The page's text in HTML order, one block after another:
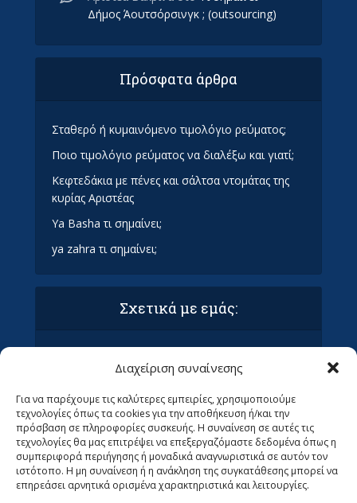
Διαχείριση συναίνεσης
Για να παρέχουμε τις καλύτερες εμπειρίες, χρησιμοποιούμε
τεχνολογίες όπως τα cookies για την αποθήκευση ή/και την
πρόσβαση σε πληροφορίες συσκευής. Η συναίνεση σε αυτές τις
τεχνολογίες θα μας επιτρέψει να επεξεργαζόμαστε δεδομένα όπως η
συμπεριφορά περιήγησης ή μοναδικά αναγνωριστικά σε αυτόν τον
ιστότοπο. Η μη συναίνεση ή η ανάκληση της συγκατάθεσης μπορεί να
επηρεάσει αρνητικά ορισμένα χαρακτηριστικά και λειτουργίες.
Δήμος Άουτσόρσινγκ ; (outsourcing)
Πρόσφατα άρθρα
Σταθερό ή κυμαινόμενο τιμολόγιο ρεύματος;
Ποιο τιμολόγιο ρεύματος να διαλέξω και γιατί;
Κεφτεδάκια με πένες και σάλτσα ντομάτας της
κυρίας Αριστέας
Ya Basha τι σημαίνει;
ya zahra τι σημαίνει;
Σχετικά με εμάς:
Πολιτική απορρήτου & συμμόρφωση GDPR
Ανεβάστε το άρθρο σας στα Οράματα (ΜΌΝΟ
ΓΙΑ ΣΥΝΤΆΚΤΕΣ)
Ψάχνουμε Αρθρογράφους